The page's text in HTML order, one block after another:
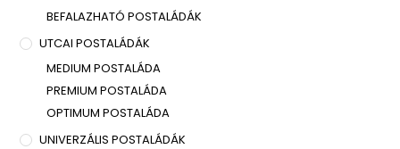
BEFALAZHATÓ POSTALÁDÁK
UTCAI POSTALÁDÁK
MEDIUM POSTALÁDA
PREMIUM POSTALÁDA
OPTIMUM POSTALÁDA
UNIVERZÁLIS POSTALÁDÁK